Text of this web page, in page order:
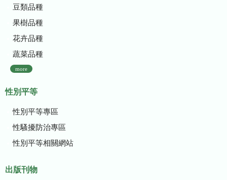
豆類品種
果樹品種
花卉品種
蔬菜品種
more
性別平等
性別平等專區
性騷擾防治專區
性別平等相關網站
出版刊物